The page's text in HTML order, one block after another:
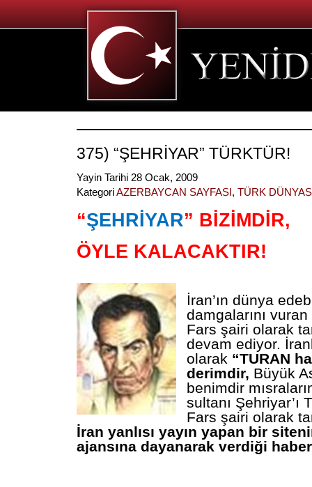
375) “ŞEHRİYAR” TÜRKTÜR!
Yayin Tarihi 28 Ocak, 2009
KategoriAZERBAYCAN SAYFASI, TÜRK
“ŞEHRİYAR” BİZİMDİR,
ÖYLE KALACAKTIR!
İran’ın dünya
damgalarını
Fars şairi olarak
devam ediyor.
olarak “TURAN
derimdir, Büyük
benimdir
sultanı Şehriyar’ı
Fars şairi olarak
İran yanlısı yayın yapan bir
ajansına dayanarak verdiği